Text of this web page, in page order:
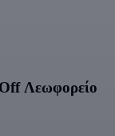
Λεωφορείο